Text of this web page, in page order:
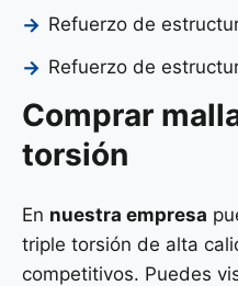
Refuerzo de
Refuerzo de
Comprar
torsión
En nuestra empresa
triple torsión de alta
competitivos. Puedes